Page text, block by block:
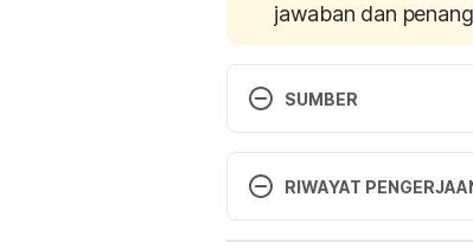
jawaban dan
SUMBER
Matthew P. Pase,
Satizabal, Hugo J.
Sudha Seshadri. Sleep
RIWAYAT